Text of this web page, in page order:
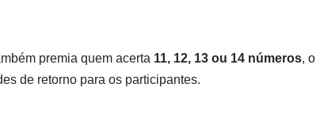
premia quem acerta 11, 12, 13 ou 14 números, o
de retorno para os participantes.